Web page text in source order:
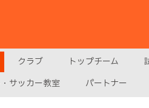
クラブ トップチーム
サッカー教室
パートナー